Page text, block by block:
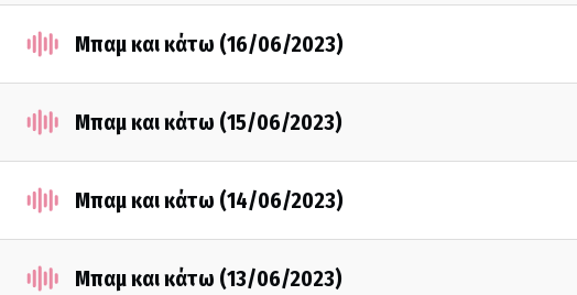
Μπαμ και κάτω (16/06/2023)
Μπαμ και κάτω (15/06/2023)
Μπαμ και κάτω (14/06/2023)
Μπαμ και κάτω (13/06/2023)